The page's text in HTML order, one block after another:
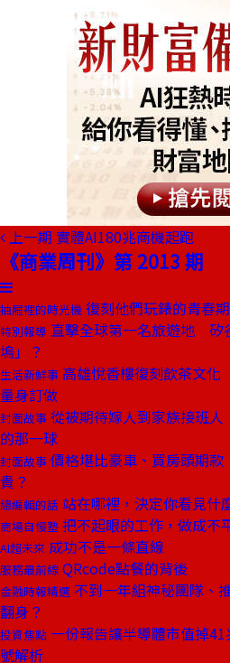
上一期 實體AI180兆商機起跑
《商業周刊》第 2013 期
抽屜裡的時光機 復刻他們玩錶的青春期
特別報導 直擊全球第一名旅遊地 矽
塢」？
生活新鮮事 高雄悅香樓復刻飲茶文
量身訂做
封面故事 從被期待嫁人到家族接班
的那一球
封面故事 價格堪比豪車、買房頭期
貴？
總編輯的話 站在哪裡，決定你看見什
商場自慢塾 把不起眼的工作，做成不
AI超未來 成功不是一條直線
服務最前線 QRcode點餐的背後
金融時報精選 不到一年組神秘團隊、
翻身？
投資焦點 一份報告讓半導體市值掉
號解析